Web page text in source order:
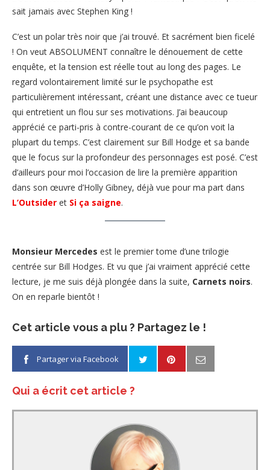
sait jamais avec Stephen King !
C’est un polar très noir que j’ai trouvé. Et sacrément bien ficelé
! On veut ABSOLUMENT connaître le dénouement de cette
enquête, et la tension est réelle tout au long des pages. Le
regard volontairement limité sur le psychopathe est
particulièrement intéressant, créant une distance avec ce tueur
qui entretient un flou sur ses motivations. J’ai beaucoup
apprécié ce parti-pris à contre-courant de ce qu’on voit la
plupart du temps. C’est clairement sur Bill Hodge et sa bande
que le focus sur la profondeur des personnages est posé. C’est
d’ailleurs pour moi l’occasion de lire la première apparition
dans son œuvre d’Holly Gibney, déjà vue pour ma part dans
L’Outsider et Si ça saigne.
Monsieur Mercedes est le premier tome d’une trilogie
centrée sur Bill Hodges. Et vu que j’ai vraiment apprécié cette
lecture, je me suis déjà plongée dans la suite, Carnets noirs.
On en reparle bientôt !
Cet article vous a plu ? Partagez le !
Partager via Facebook
Qui a écrit cet article ?